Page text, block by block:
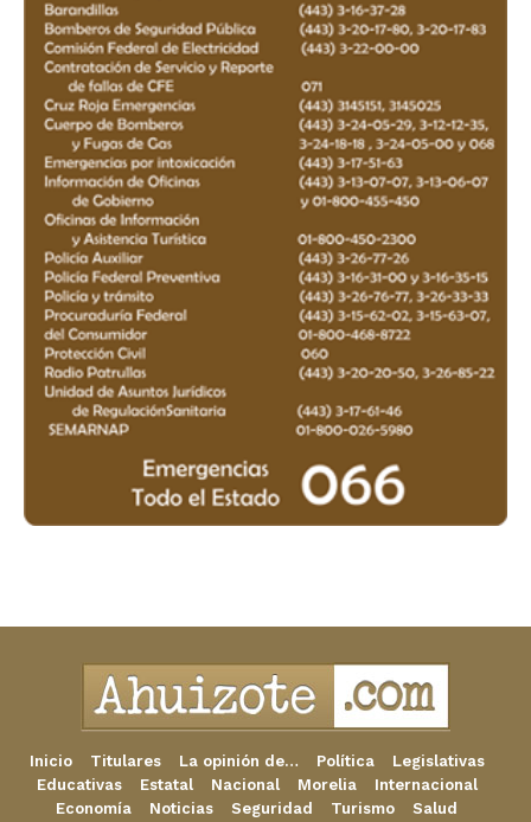
Inicio Titulares La opinión de… Política
Legislativas
Educativas
Estatal Nacional Morelia
Internacional
Economía
Noticias Seguridad Turismo Salud